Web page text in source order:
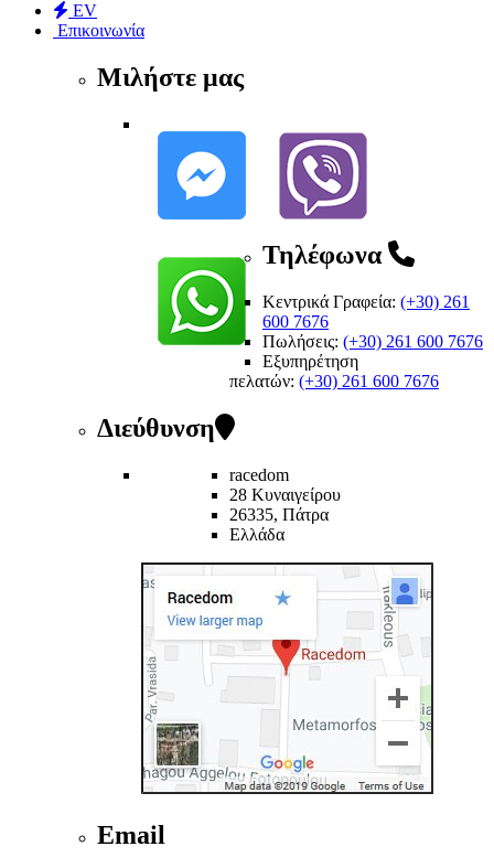
EV
Επικοινωνία
Μιλήστε μας
Τηλέφωνα
Κεντρικά Γραφεία: (+30) 261
600 7676
Πωλήσεις: (+30) 261 600 7676
Εξυπηρέτηση
πελατών: (+30) 261 600 7676
Διεύθυνση
racedom
28 Κυναιγείρου
26335, Πάτρα
Ελλάδα
Email